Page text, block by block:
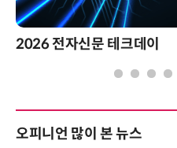
2026 전자신문 테크데이
오피니언 많이 본 뉴스